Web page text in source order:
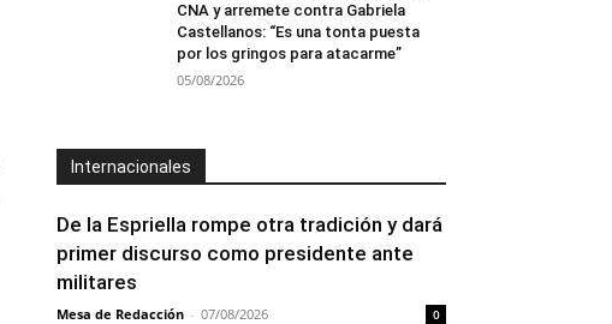
CNA y arremete contra Gabriela
Castellanos: “Es una tonta puesta
por los gringos para atacarme”
05/08/2026
Internacionales
De la Espriella rompe otra tradición y dará
primer discurso como presidente ante
militares
Mesa de Redacción - 07/08/2026 0